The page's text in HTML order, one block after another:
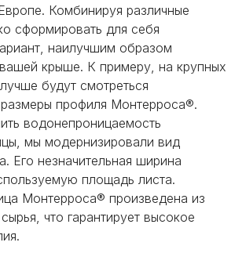
Комбинируя различные
сформировать для себя
наилучшим образом
крыше. К примеру, на крупных
будут смотреться
профиля Монтерроса®.
водонепроницаемость
мы модернизировали вид
Его незначительная ширина
площадь листа.
Монтерроса® произведена из
что гарантирует высокое